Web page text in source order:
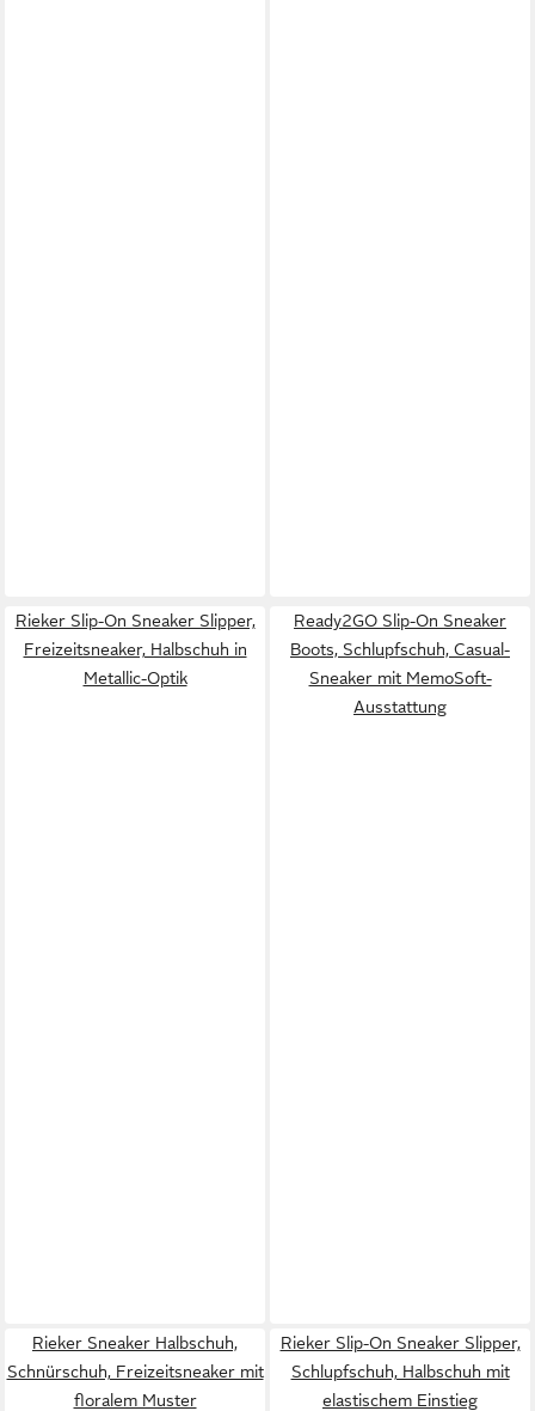
Rieker Slip-On Sneaker Slipper,
Freizeitsneaker, Halbschuh in
Metallic-Optik
Ready2GO Slip-On Sneaker
Boots, Schlupfschuh, Casual-
Sneaker mit MemoSoft-
Ausstattung
Rieker Sneaker Halbschuh,
Schnürschuh, Freizeitsneaker mit
floralem Muster
Rieker Slip-On Sneaker Slipper,
Schlupfschuh, Halbschuh mit
elastischem Einstieg